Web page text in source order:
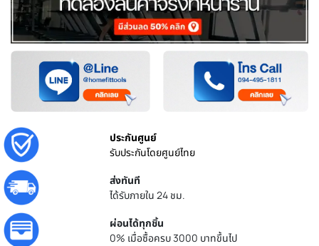
ประกันศูนย์
รับประกันโดยศูนย์ไทย
ส่งทันที
ได้รับภายใน 24 ชม.
ผ่อนได้ทุกชิ้น
0% เมื่อซื้อครบ 3000 บาทขึ้นไป